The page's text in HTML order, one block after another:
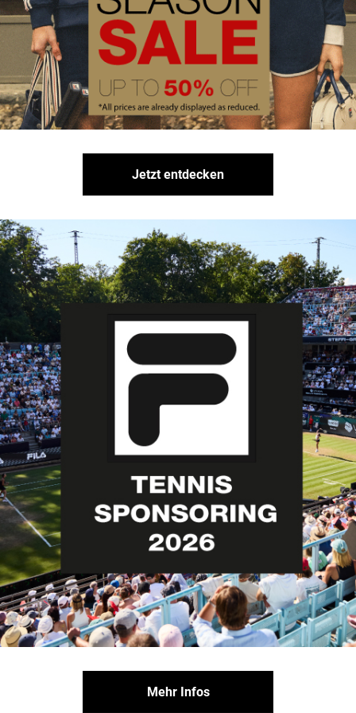
Jetzt entdecken
Mehr Infos